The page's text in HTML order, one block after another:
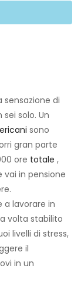
di
solo. Un
sono
gran parte
ore totale ,
vai in pensione
a lavorare in
volta stabilito
livelli di stress,
il
in ​​un